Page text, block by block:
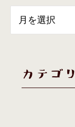
カテゴ